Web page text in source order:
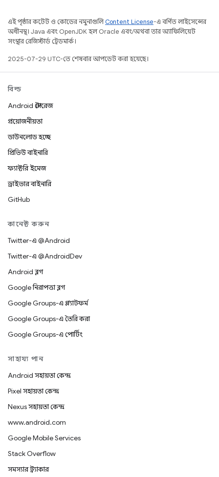
এই পৃষ্ঠার কন্টেন্ট ও কোডের নমুনাগুলিContent License-এ বর্ণিত লাইসেন্সের
অধীনস্থ। Java এবং OpenJDK হল Oracle এবং/অথবা তার অ্যাফিলিয়েট
সংস্থার রেজিস্টার্ড ট্রেডমার্ক।
2025-07-29 UTC-তে শেষবার আপডেট করা হয়েছে।
বিল্ড
Android স্টোরেজ
প্রয়োজনীয়তা
ডাউনলোড হচ্ছে
প্রিভিউ বাইনারি
ফ্যাক্টরি ইমেজ
ড্রাইভার বাইনারি
GitHub
কানেক্ট করুন
Twitter-এ @Android
Twitter-এ @AndroidDev
Android ব্লগ
Google নিরাপত্তা ব্লগ
Google Groups-এ প্ল্যাটফর্ম
Google Groups-এ তৈরি করা
Google Groups-এ পোর্টিং
সাহায্য পান
Android সহায়তা কেন্দ্র
Pixel সহায়তা কেন্দ্র
Nexus সহায়তা কেন্দ্র
www.android.com
Google Mobile Services
Stack Overflow
সমস্যার ট্র্যাকার